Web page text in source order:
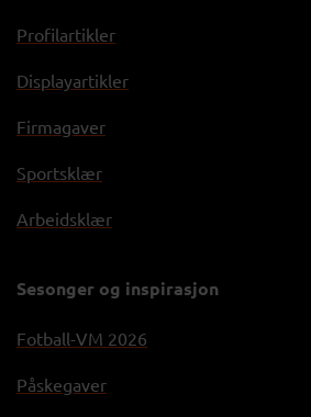
Profilartikler
Displayartikler
Firmagaver
Sportsklær
Arbeidsklær
Sesonger og inspirasjon
Fotball-VM 2026
Påskegaver